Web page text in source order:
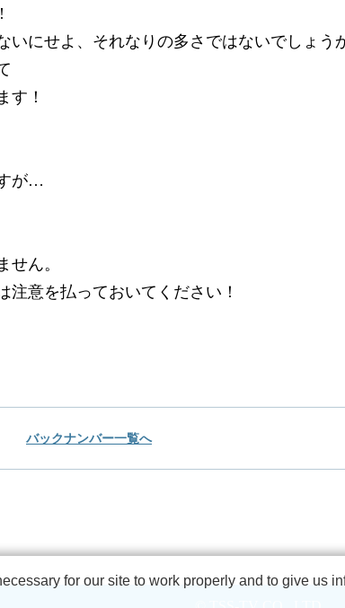
にせよ、それなりの多さではないでしょう
す！
が…
せん。
注意を払っておいてください！
バックナンバー一覧へ
for our site to work properly and to give us